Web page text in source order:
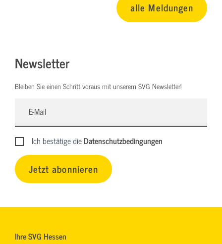
alle Meldungen
Newsletter
Bleiben Sie einen Schritt voraus mit unserem SVG Newsletter!
Ich bestätige dieDatenschutzbedingungen
Jetzt abonnieren
Ihre SVG Hessen